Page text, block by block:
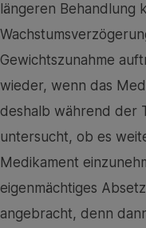
längeren Behandlung
Gewichtszunahme
wieder, wenn das
deshalb während der
untersucht, ob es
Medikament
eigenmächtiges
angebracht, denn